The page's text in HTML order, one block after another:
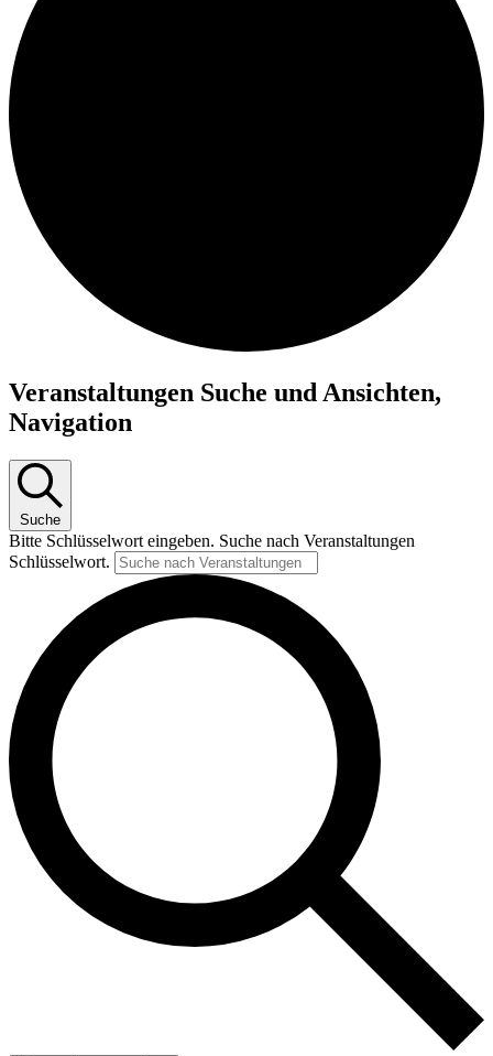
Veranstaltungen
Veranstaltungen Suche und Ansichten,
Navigation
Suche
Bitte Schlüsselwort eingeben. Suche nach Veranstaltungen
Schlüsselwort.